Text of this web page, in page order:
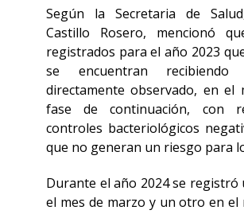
Según la Secretaria de
Castillo Rosero, mencionó
registrados para el año 2023
se encuentran recibiendo
directamente observado, en el
fase de continuación, con
controles bacteriológicos
que no generan un riesgo para
Durante el año 2024 se registró
el mes de marzo y un otro en el